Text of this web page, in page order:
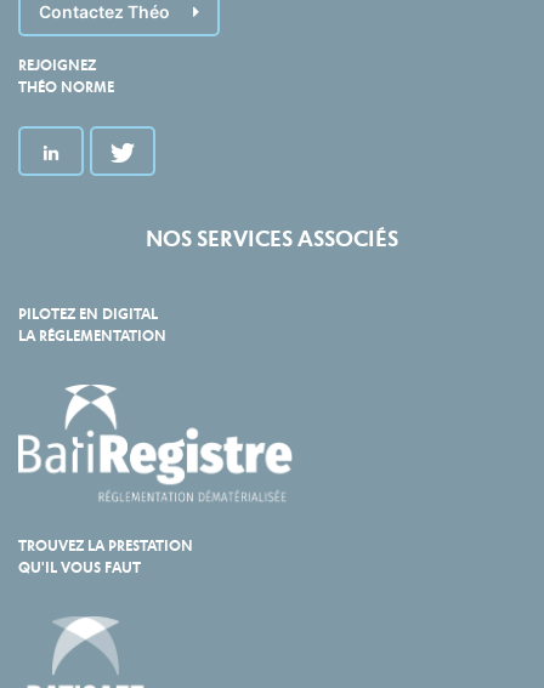
Contactez Théo
REJOIGNEZ
THÉO NORME
NOS SERVICES ASSOCIÉS
PILOTEZ EN DIGITAL
LA RÉGLEMENTATION
TROUVEZ LA PRESTATION
QU'IL VOUS FAUT